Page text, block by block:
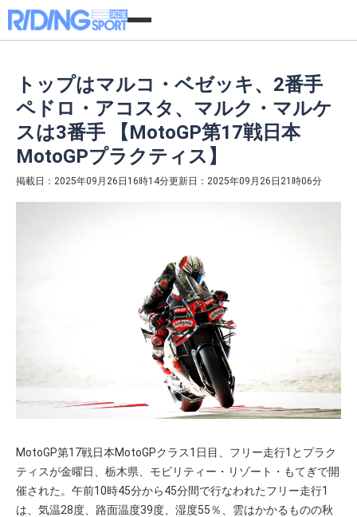
トップはマルコ・ベゼッキ、2番手
ペドロ・アコスタ、マルク・マルケ
スは3番手 【MotoGP第17戦日本
MotoGPプラクティス】
掲載日：2025年09月26日16時14分更新日：2025年09月26日21時06分
MotoGP第17戦日本MotoGPクラス1日目、フリー走行1とプラク
ティスが金曜日、栃木県、モビリティー・リゾート・もてぎで開
催された。午前10時45分から45分間で行なわれたフリー走行1
は、気温28度、路面温度39度、湿度55％、雲はかかるものの秋